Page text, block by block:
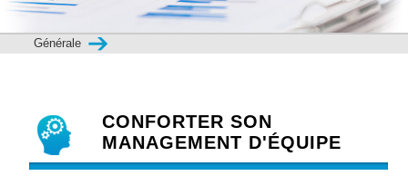
Générale
CONFORTER SON
MANAGEMENT D'ÉQUIPE